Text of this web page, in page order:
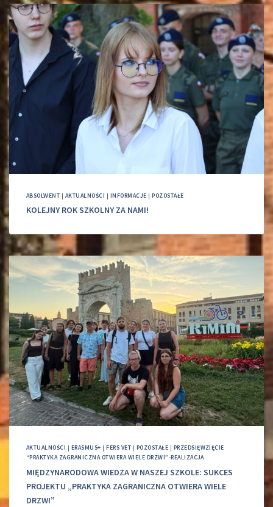
ABSOLWENT | AKTUALNOŚCI | INFORMACJE |POZOSTAŁE
KOLEJNY ROK SZKOLNY ZA NAMI!
AKTUALNOŚCI | ERASMUS+ |FERS VET | POZOSTAŁE | PRZEDSIĘWZIĘCIE
“PRAKTYKA ZAGRANICZNA OTWIERA WIELE DRZWI”-REALIZACJA
MIĘDZYNARODOWA WIEDZA W NASZEJ SZKOLE: SUKCES
PROJEKTU „PRAKTYKA ZAGRANICZNA OTWIERA WIELE
DRZWI”